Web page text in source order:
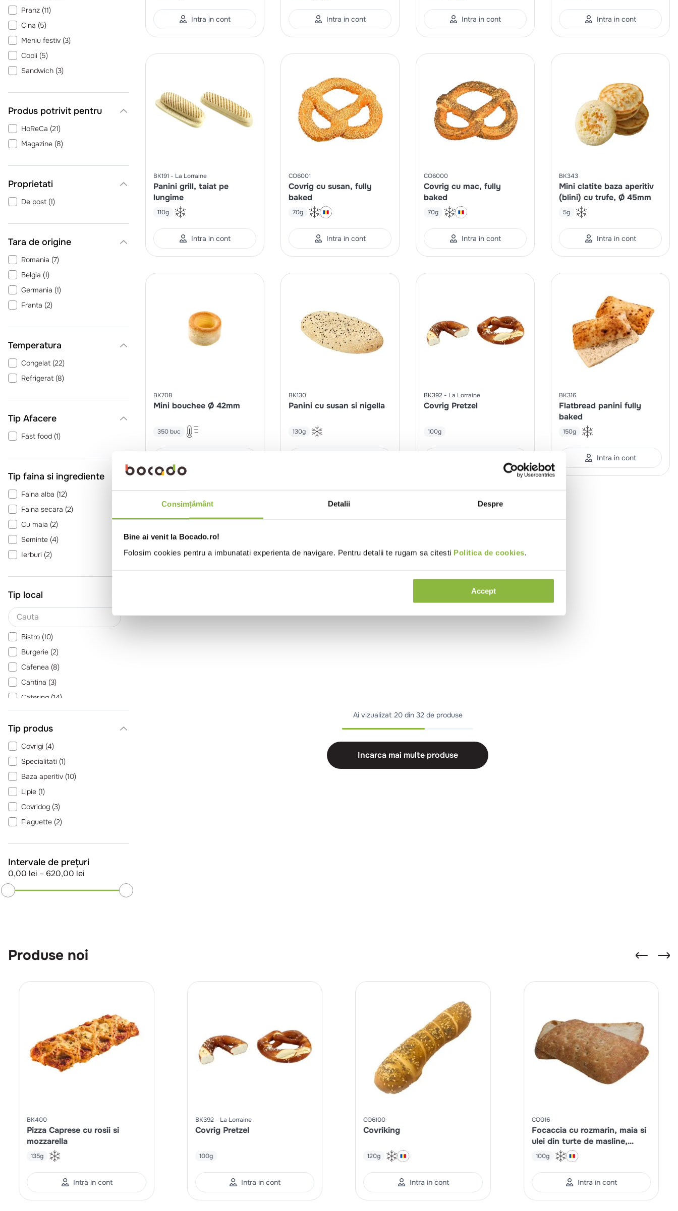
Consimțământ Detalii Despre
Bine ai venit la Bocado.ro!
Folosim cookies pentru a imbunatati experienta de navigare. Pentru detalii te rugam sa citesti Politica de cookies.
Accept
Pranz (11)
Cina (5)
Meniu festiv (3)
Copii (5)
Sandwich (3)
Produs potrivit pentru
HoReCa (21)
Magazine (8)
Proprietati
De post (1)
Tara de origine
Romania (7)
Belgia (1)
Germania (1)
Franta (2)
Temperatura
Congelat (22)
Refrigerat (8)
Tip Afacere
Fast food (1)
Tip faina si ingrediente
Faina alba (12)
Faina secara (2)
Cu maia (2)
Seminte (4)
Ierburi (2)
Tip local
Bistro (10)
Burgerie (2)
Cafenea (8)
Cantina (3)
Catering (14)
Evenimente (11)
Patiserie (
Pizzeria (1)
Pub (10)
Restaurant Romanesc
Vezi încă 4
Tip produs
Covrigi (4)
Specialitati (1)
Baza aperitiv (10)
Lipie (1)
Covridog (3)
Flaguette (2)
Panini (3)
Intervale de prețuri
0,00 lei – 620,00 lei
Intra in cont Intra in cont Intra in cont Intra in cont
BK191 La Lorraine
Panini grill, taiat pe
lungime
110g
Intra in cont
CO6001
Covrig cu susan, fully
baked
70g
Intra in cont
CO6000
Covrig cu mac, fully
baked
70g
Intra in cont
BK343
Mini clatite baza aperitiv
(blini) cu trufe, Ø 45mm
5g
Intra in cont
BK708
Mini bouchee Ø 42mm
350 buc
BK130
Panini cu susan si nigella
130g
BK392 La Lorraine
Covrig Pretzel
100g
BK316
Flatbread panini fully
baked
150g
Intra in cont
Ai vizualizat 20 din 32 de produse
Incarca mai multe produse
Produse noi
BK400
Pizza Caprese cu rosii si
mozzarella
135g
Intra in cont
BK392 La Lorraine
Covrig Pretzel
100g
Intra in cont
CO6100
Covriking
120g
Intra in cont
CO016
Focaccia cu rozmarin, maia si
ulei din turte de masline,
feliata, fully baked
100g
Intra in cont